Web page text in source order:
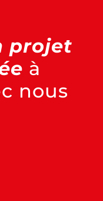
projet
à
nous